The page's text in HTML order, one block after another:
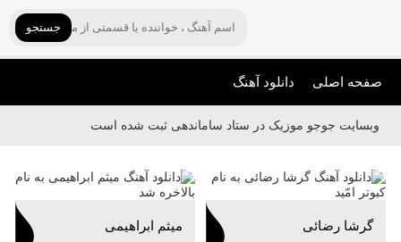
جستجو
صفحه اصلی دانلود آهنگ
وبسایت جوجو موزیک در ستاد ساماندهی ثبت شده است
گرشا رضائی میثم ابراهیمی